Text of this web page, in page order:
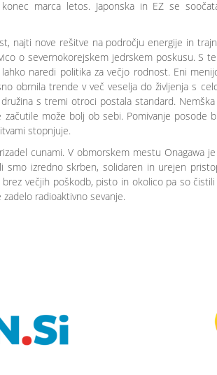
marca letos. Japonska in EZ se
najti nove rešitve na področju energije in
o severnokorejskem jedrskem poskusu. S
naredi politika za večjo rodnost. Eni
obrnila trende v več veselja do življenja s
s tremi otroci postala standard.
može bolj ob sebi. Pomivanje posode
stopnjuje.
cunami. V obmorskem mestu Onagawa
smo izredno skrben, solidaren in urejen
večjih poškodb, pisto in okolico pa so
radioaktivno sevanje.